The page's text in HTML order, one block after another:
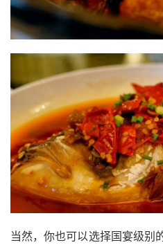
当然，你也可以选择国宴级别